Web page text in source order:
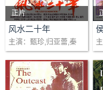
正片
剧情：秋菊(甄珍饰)从
梅县逃往香港，找她在
料，因秋菊有点姿色，
竟被骗出卖肉体，幸好
风水二十年
主演：甄珍,归亚蕾,秦
汉,关山,关之琳,胡慧中,
陈观泰,陈百强,甄妮,向
华强,凌波,乔宏,伊雷